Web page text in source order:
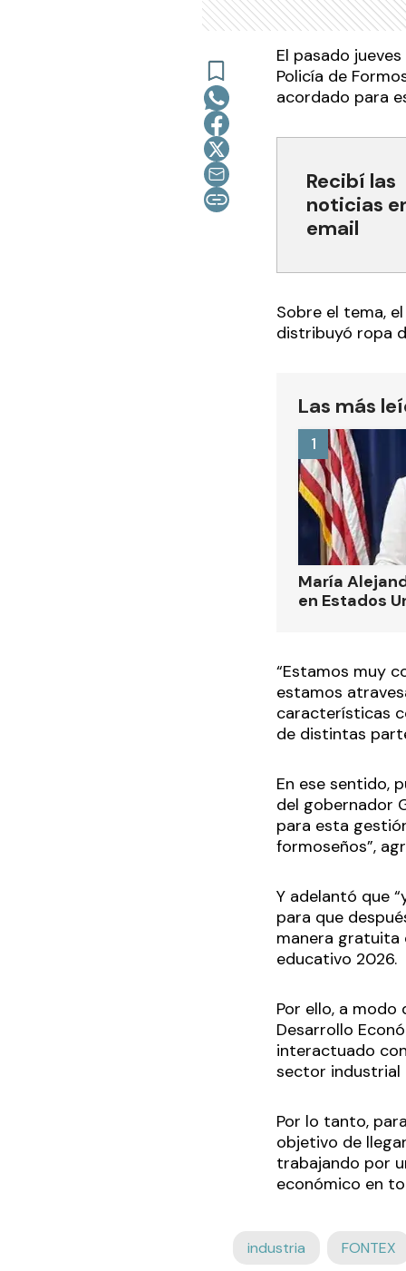
El pasado
Policía de
acordado para
Recibí las
noticias
email
Sobre el tema,
distribuyó ropa
Las más
María
en Estados
1
“Estamos muy
estamos
características
de distintas
En ese sentido,
del gobernador
para esta
formoseños”,
Y adelantó que
para que
manera gratuita
educativo 2026.
Por ello, a modo
Desarrollo
interactuado
sector industrial
Por lo tanto,
objetivo de
trabajando por
económico en
industria FONTEX